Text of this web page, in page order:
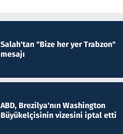
Salah'tan "Bize her yer Trabzon"
mesajı
ABD, Brezilya'nın Washington
Büyükelçisinin vizesini iptal etti